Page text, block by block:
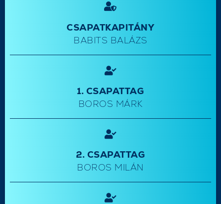
CSAPATKAPITÁNY
BABITS BALÁZS
1. CSAPATTAG
BOROS MÁRK
2. CSAPATTAG
BOROS MILÁN